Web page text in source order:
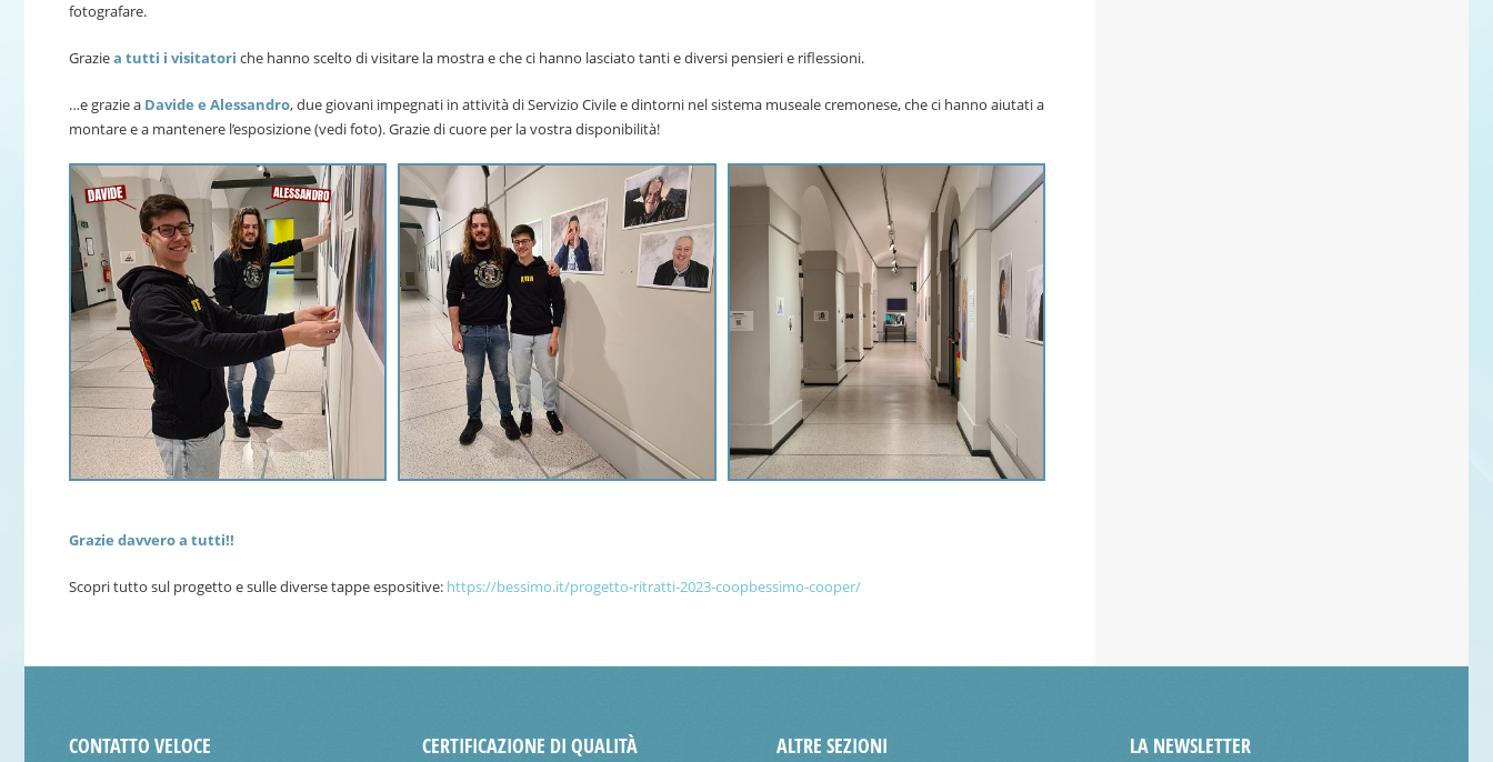
fotografare.
Graziea tutti i visitatori che hanno scelto di visitare la mostra e che ci hanno lasciato tanti e diversi pensieri e riflessioni.
…e grazie a Davide e Alessandro, due giovani impegnati in attività di Servizio Civile e dintorni nel sistema museale cremonese, che ci hanno aiutati a
montare e a mantenere l’esposizione (vedi foto). Grazie di cuore per la vostra disponibilità!
Grazie davvero a tutti!!
Scopri tutto sul progetto e sulle diverse tappe espositive: https://bessimo.it/progetto-ritratti-2023-coopbessimo-cooper/
CONTATTO VELOCE CERTIFICAZIONE DI QUALITÀ ALTRE SEZIONI LA NEWSLETTER